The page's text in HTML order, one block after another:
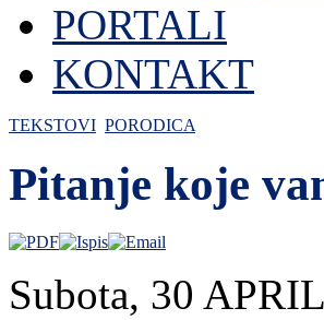
PORTALI
KONTAKT
TEKSTOVI PORODICA
Pitanje koje
Subota, 30